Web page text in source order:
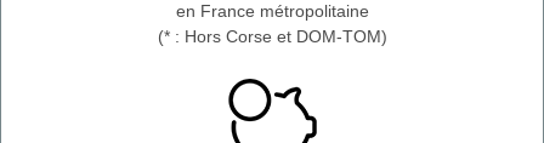
en France métropolitaine
(* : Hors Corse et DOM-TOM)